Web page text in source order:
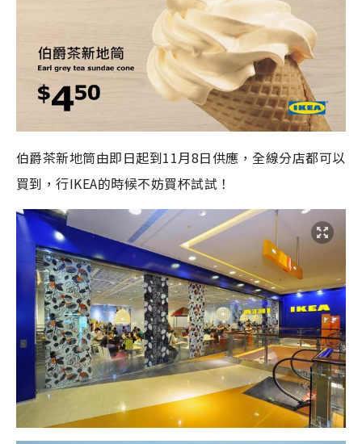
伯爵茶新地筒由即日起到11月8日供應，全線分店都可以
買到，行IKEA的時候不妨買杯試試！